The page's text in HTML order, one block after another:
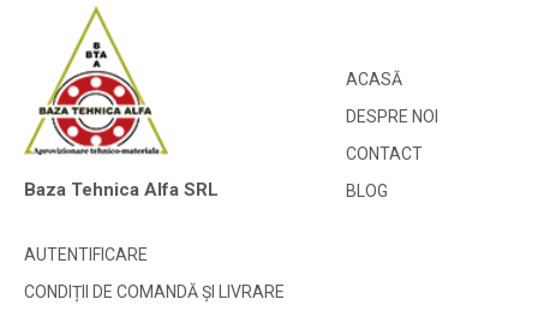
Baza Tehnica Alfa SRL
ACASĂ
DESPRE NOI
CONTACT
BLOG
AUTENTIFICARE
CONDIȚII DE COMANDĂ ȘI LIVRARE